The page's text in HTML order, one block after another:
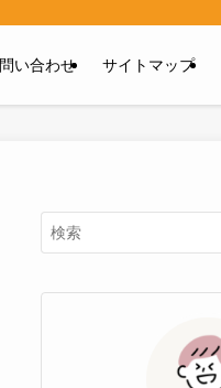
い合わせ サイトマップ